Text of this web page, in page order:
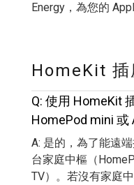
Energy，為您的
HomeKit 插
Q: 使用 HomeKit
HomePod mini 或
A: 是的，為了能遠
台家庭中樞（
TV）。若沒有家庭